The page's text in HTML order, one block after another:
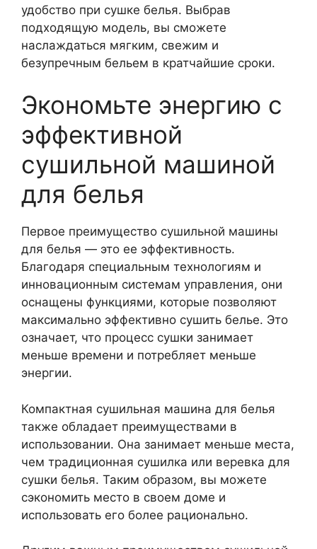
удобство при сушке белья. Выбрав
подходящую модель, вы сможете
наслаждаться мягким, свежим и
безупречным бельем в кратчайшие сроки.
Экономьте энергию с
эффективной
сушильной машиной
для белья
Первое преимущество сушильной машины
для белья — это ее эффективность.
Благодаря специальным технологиям и
инновационным системам управления, они
оснащены функциями, которые позволяют
максимально эффективно сушить белье. Это
означает, что процесс сушки занимает
меньше времени и потребляет меньше
энергии.
Компактная сушильная машина для белья
также обладает преимуществами в
использовании. Она занимает меньше места,
чем традиционная сушилка или веревка для
сушки белья. Таким образом, вы можете
сэкономить место в своем доме и
использовать его более рационально.